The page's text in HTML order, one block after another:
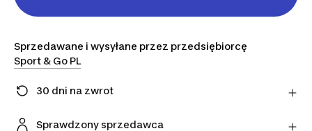
Sprzedawane i wysyłane przez przedsiębiorcę
Sport & Go PL
30 dni na zwrot
bezpośrednio do sprzedawcy w ciągu 30 dni,
Sprawdzony sprzedawca